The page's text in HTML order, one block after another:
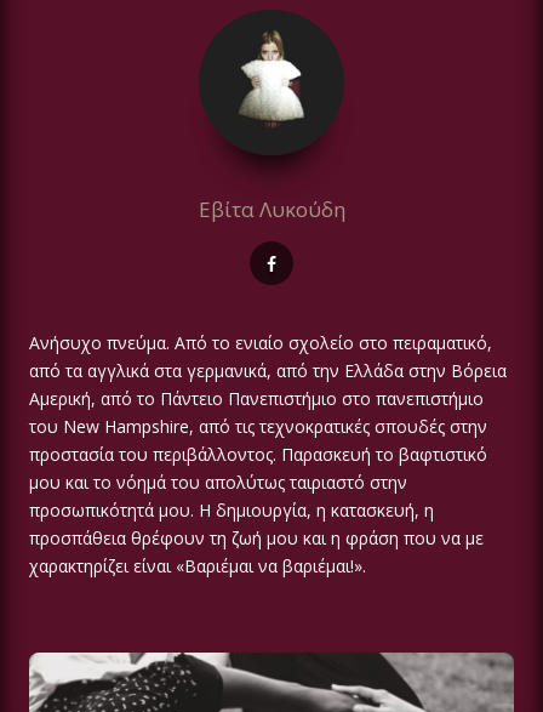
Εβίτα Λυκούδη
Ανήσυχο πνεύμα. Από το ενιαίο σχολείο στο πειραματικό,
από τα αγγλικά στα γερμανικά, από την Ελλάδα στην Βόρεια
Αμερική, από το Πάντειο Πανεπιστήμιο στο πανεπιστήμιο
του New Hampshire, από τις τεχνοκρατικές σπουδές στην
προστασία του περιβάλλοντος. Παρασκευή το βαφτιστικό
μου και το νόημά του απολύτως ταιριαστό στην
προσωπικότητά μου. Η δημιουργία, η κατασκευή, η
προσπάθεια θρέφουν τη ζωή μου και η φράση που να με
χαρακτηρίζει είναι «Βαριέμαι να βαριέμαι!».